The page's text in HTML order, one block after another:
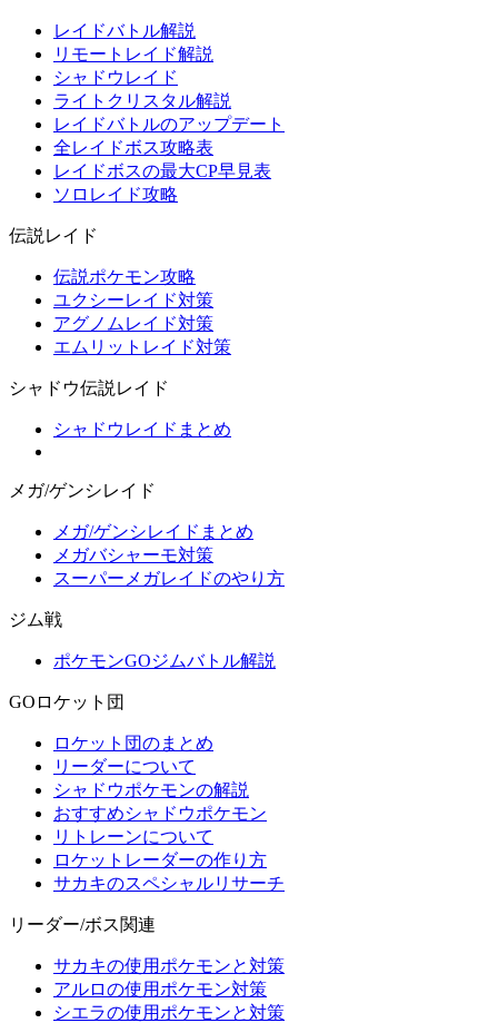
レイドバトル解説
リモートレイド解説
シャドウレイド
ライトクリスタル解説
レイドバトルのアップデート
全レイドボス攻略表
レイドボスの最大CP早見表
ソロレイド攻略
伝説レイド
伝説ポケモン攻略
ユクシーレイド対策
アグノムレイド対策
エムリットレイド対策
シャドウ伝説レイド
シャドウレイドまとめ
メガ/ゲンシレイド
メガ/ゲンシレイドまとめ
メガバシャーモ対策
スーパーメガレイドのやり方
ジム戦
ポケモンGOジムバトル解説
GOロケット団
ロケット団のまとめ
リーダーについて
シャドウポケモンの解説
おすすめシャドウポケモン
リトレーンについて
ロケットレーダーの作り方
サカキのスペシャルリサーチ
リーダー/ボス関連
サカキの使用ポケモンと対策
アルロの使用ポケモン対策
シエラの使用ポケモンと対策